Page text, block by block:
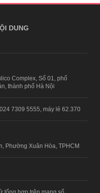
DUNG
Complex, Số 01, phố
thành phố Hà Nội
024 7309 5555, máy lẻ 62.370
Phường Xuân Hòa, TPHCM